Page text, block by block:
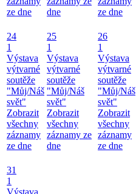
ze dne
dne
ze dne
24
1
Výstava
výtvarné
soutěže
"Můj/Náš
svět"
Zobrazit
všechny
záznamy
ze dne
25
1
Výstava
výtvarné
soutěže
"Můj/Náš
svět"
Zobrazit
všechny
záznamy ze
dne
26
1
Výstava
výtvarné
soutěže
"Můj/Náš
svět"
Zobrazit
všechny
záznamy
ze dne
31
1
Výstava